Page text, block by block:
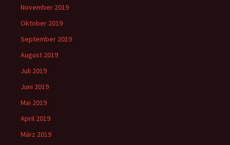
November 2019
Oktober 2019
September 2019
August 2019
Juli 2019
Juni 2019
Mai 2019
April 2019
März 2019